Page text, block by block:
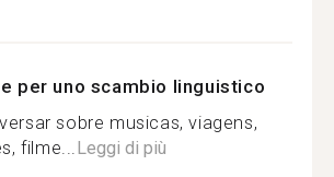
per uno scambio linguistico
sobre musicas, viagens,
filme... Leggi di più